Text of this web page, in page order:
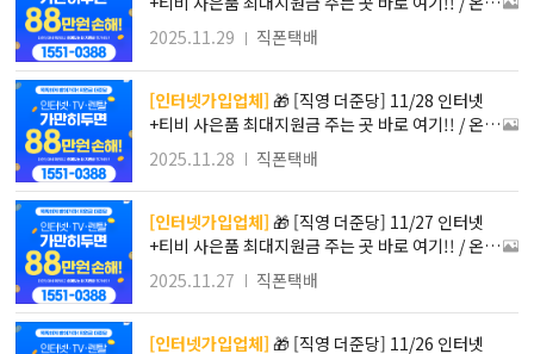
인 진행!! 방문필요X 간편접수로 가입하자!! / 최대 1
48만원 사은품 혜택 !! 타사보다 무조건 더! SK KT L
G 인터넷가입!!
2025.11.29 직폰택배
[인터넷가입업체] 🎁 [직영 더준당] 11/28 인터넷
+티비 사은품 최대지원금 주는 곳 바로 여기!! / 온라
인 진행!! 방문필요X 간편접수로 가입하자!! / 최대 1
48만원 사은품 혜택 !! 타사보다 무조건 더! SK KT L
G 인터넷가입!!
2025.11.28 직폰택배
[인터넷가입업체] 🎁 [직영 더준당] 11/27 인터넷
+티비 사은품 최대지원금 주는 곳 바로 여기!! / 온라
인 진행!! 방문필요X 간편접수로 가입하자!! / 최대 1
48만원 사은품 혜택 !! 타사보다 무조건 더! SK KT L
G 인터넷가입!!
2025.11.27 직폰택배
[인터넷가입업체] 🎁 [직영 더준당] 11/26 인터넷